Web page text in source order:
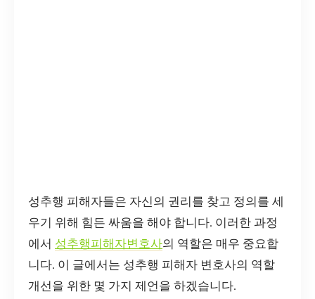
성추행 피해자들은 자신의 권리를 찾고 정의를 세
우기 위해 힘든 싸움을 해야 합니다. 이러한 과정
에서 성추행피해자변호사의 역할은 매우 중요합
니다. 이 글에서는 성추행 피해자 변호사의 역할
개선을 위한 몇 가지 제언을 하겠습니다.